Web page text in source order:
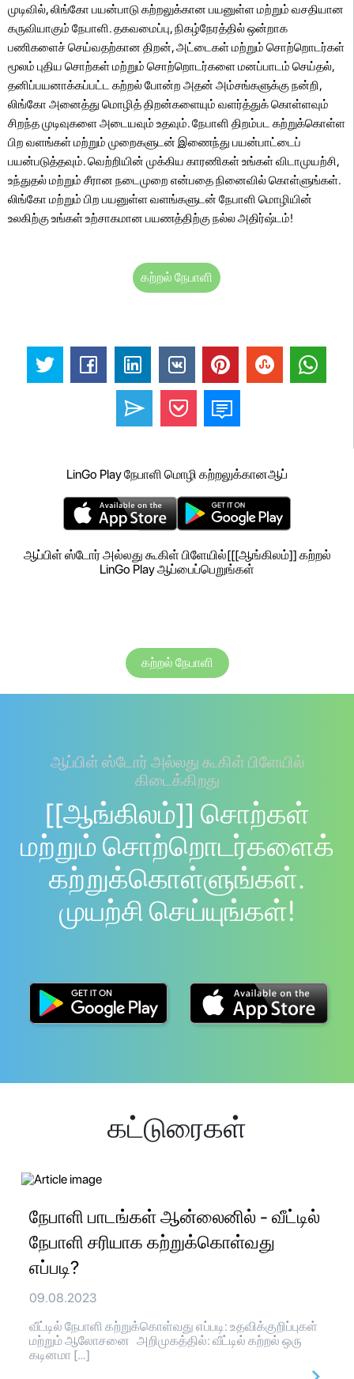
முடிவில், லிங்கோ பயன்பாடு கற்றலுக்கான பயனுள்ள மற்றும் வசதியான
கருவியாகும் நேபாளி. தகவமைப்பு, நிகழ்நேரத்தில் ஒன்றாக
பணிகளைச் செய்வதற்கான திறன், அட்டைகள் மற்றும் சொற்றொடர்கள்
மூலம் புதிய சொற்கள் மற்றும் சொற்றொடர்களை மனப்பாடம் செய்தல்,
தனிப்பயனாக்கப்பட்ட கற்றல் போன்ற அதன் அம்சங்களுக்கு நன்றி,
லிங்கோ அனைத்து மொழித் திறன்களையும் வளர்த்துக் கொள்ளவும்
சிறந்த முடிவுகளை அடையவும் உதவும். நேபாளி திறம்பட கற்றுக்கொள்ள
பிற வளங்கள் மற்றும் முறைகளுடன் இணைந்து பயன்பாட்டைப்
பயன்படுத்தவும். வெற்றியின் முக்கிய காரணிகள் உங்கள் விடாமுயற்சி,
உந்துதல் மற்றும் சீரான நடைமுறை என்பதை நினைவில் கொள்ளுங்கள்.
லிங்கோ மற்றும் பிற பயனுள்ள வளங்களுடன் நேபாளி மொழியின்
உலகிற்கு உங்கள் உற்சாகமான பயணத்திற்கு நல்ல அதிர்ஷ்டம்!
கற்றல் நேபாளி
LinGo Play நேபாளி மொழி கற்றலுக்கானஆப்
ஆப்பிள் ஸ்டோர் அல்லது கூகிள் பிளேயில்[[[ஆங்கிலம்]] கற்றல்
LinGo Play ஆப்பைப்பெறுங்கள்
கற்றல் நேபாளி
ஆப்பிள் ஸ்டோர் அல்லது கூகிள் பிளேயில்
கிடைக்கிறது
[[ஆங்கிலம்]] சொற்கள்
மற்றும் சொற்றொடர்களைக்
கற்றுக்கொள்ளுங்கள்.
முயற்சி செய்யுங்கள்!
கட்டுரைகள்
நேபாளி பாடங்கள் ஆன்லைனில் - வீட்டில்
நேபாளி சரியாக கற்றுக்கொள்வது
எப்படி?
09.08.2023
வீட்டில் நேபாளி கற்றுக்கொள்வது எப்படி: உதவிக்குறிப்புகள்
மற்றும் ஆலோசனை அறிமுகத்தில்: வீட்டில் கற்றல் ஒரு
கடினமா […]